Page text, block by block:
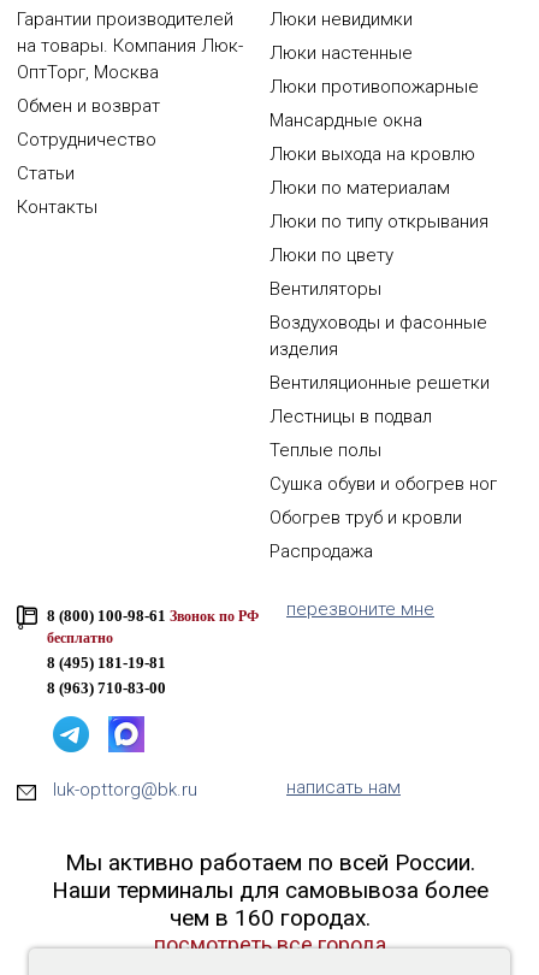
Гарантии производителей
на товары. Компания Люк-
ОптТорг, Москва
Обмен и возврат
Сотрудничество
Статьи
Контакты
Люки невидимки
Люки настенные
Люки противопожарные
Мансардные окна
Люки выхода на кровлю
Люки по материалам
Люки по типу открывания
Люки по цвету
Вентиляторы
Воздуховоды и фасонные
изделия
Вентиляционные решетки
Лестницы в подвал
Теплые полы
Сушка обуви и обогрев ног
Обогрев труб и кровли
Распродажа
8 (800) 100-98-61 Звонок по РФ
бесплатно
8 (495) 181-19-81
8 (963) 710-83-00
перезвоните мне
luk-opttorg@bk.ru написать нам
Мы активно работаем по всей России.
Наши терминалы для самовывоза более
чем в 160 городах.
посмотреть все города